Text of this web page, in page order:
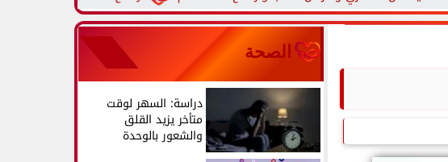
الصحة
دراسة: السهر لوقت
متأخر يزيد القلق
والشعور بالوحدة